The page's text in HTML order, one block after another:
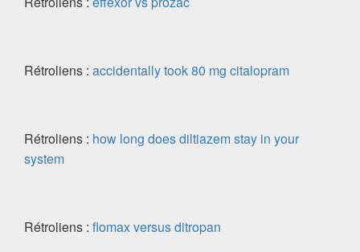
Rétroliens : accidentally took 80 mg citalopram
Rétroliens : how long does diltiazem stay in your
system
Rétroliens : flomax versus ditropan